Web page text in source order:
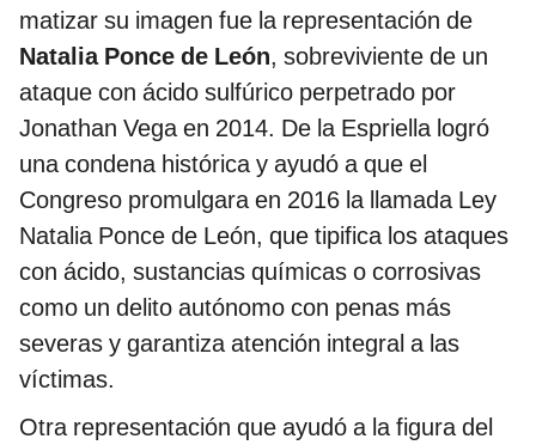
matizar su imagen fue la representación de
Natalia Ponce de León, sobreviviente de un
ataque con ácido sulfúrico perpetrado por
Jonathan Vega en 2014. De la Espriella logró
una condena histórica y ayudó a que el
Congreso promulgara en 2016 la llamada Ley
Natalia Ponce de León, que tipifica los ataques
con ácido, sustancias químicas o corrosivas
como un delito autónomo con penas más
severas y garantiza atención integral a las
víctimas.
Otra representación que ayudó a la figura del